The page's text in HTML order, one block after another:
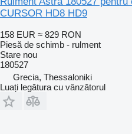
CURSOR HD8 HD9
158 EUR ≈ 829 RON
Piesă de schimb - rulment
Stare nou
180527
Grecia, Thessaloniki
Luați legătura cu vânzătorul